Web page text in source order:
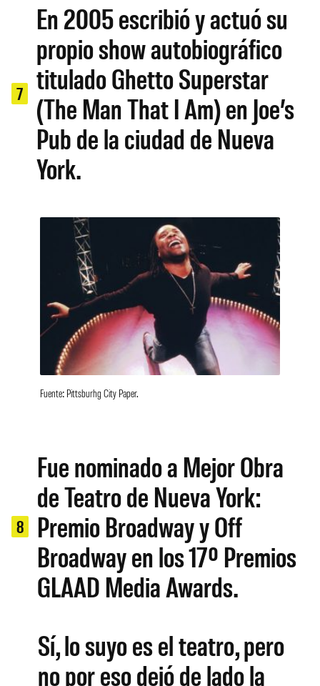
7
En 2005 escribió y actuó su
propio show autobiográfico
titulado Ghetto Superstar
(The Man That I Am) en Joe’s
Pub de la ciudad de Nueva
York.
Fuente: Pittsburhg City Paper.
8
Fue nominado a Mejor Obra
de Teatro de Nueva York:
Premio Broadway y Off
Broadway en los 17º Premios
GLAAD Media Awards.
Sí, lo suyo es el teatro, pero
no por eso dejó de lado la